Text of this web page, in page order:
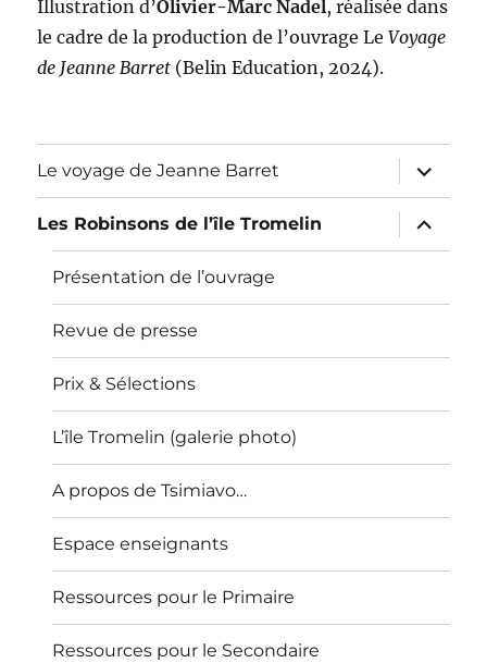
Illustration d’Olivier-Marc Nadel, réalisée dans
le cadre de la production de l’ouvrage LeVoyage
de Jeanne Barret (Belin Education, 2024).
Le voyage de Jeanne Barret
ouvrir
le
sous-
menu
Les Robinsons de l’île Tromelin
ouvrir
le
sous-
Présentation de l’ouvrage
Revue de presse
Prix & Sélections
L’île Tromelin (galerie photo)
A propos de Tsimiavo…
Espace enseignants
Ressources pour le Primaire
Ressources pour le Secondaire